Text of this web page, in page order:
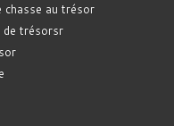
au trésor
de trésorsr